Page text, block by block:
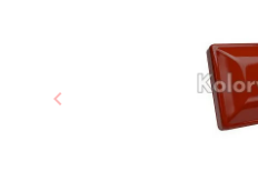
Poprzedni
